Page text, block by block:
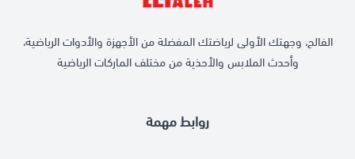
روابط مهمة
الفالح، وجهتك الأولى لرياضتك المفضلة من الأجهزة والأدوات الرياضية،
وأحدث الملابس والأحذية من مختلف الماركات الرياضية